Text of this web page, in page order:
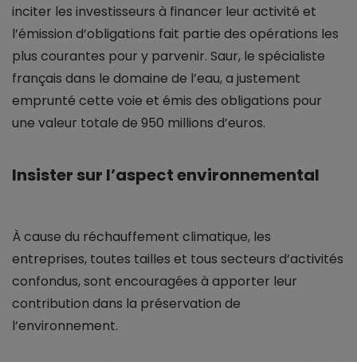
inciter les investisseurs à financer leur activité et
l’émission d’obligations fait partie des opérations les
plus courantes pour y parvenir. Saur, le spécialiste
français dans le domaine de l’eau, a justement
emprunté cette voie et émis des obligations pour
une valeur totale de 950 millions d’euros.
Insister sur l’aspect environnemental
À cause du réchauffement climatique, les
entreprises, toutes tailles et tous secteurs d’activités
confondus, sont encouragées à apporter leur
contribution dans la préservation de
l’environnement.